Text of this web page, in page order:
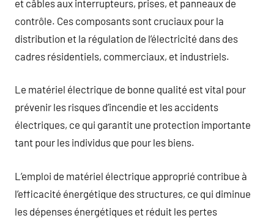
et câbles aux interrupteurs, prises, et panneaux de
contrôle. Ces composants sont cruciaux pour la
distribution et la régulation de l’électricité dans des
cadres résidentiels, commerciaux, et industriels.
Le matériel électrique de bonne qualité est vital pour
prévenir les risques d’incendie et les accidents
électriques, ce qui garantit une protection importante
tant pour les individus que pour les biens.
L’emploi de matériel électrique approprié contribue à
l’efficacité énergétique des structures, ce qui diminue
les dépenses énergétiques et réduit les pertes